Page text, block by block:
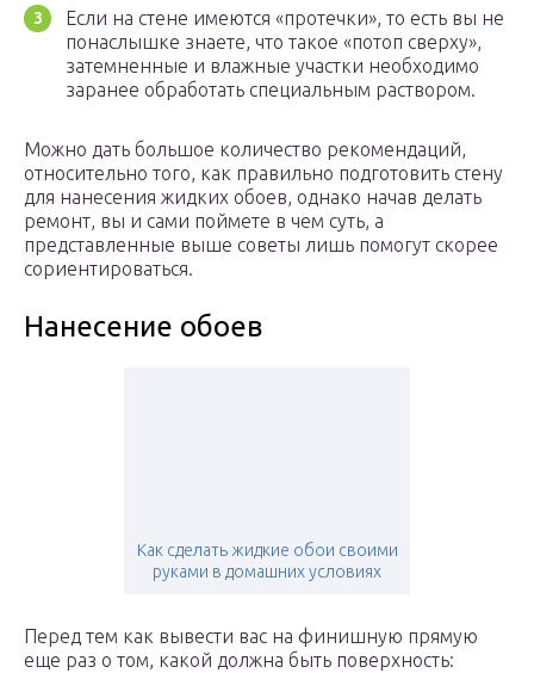
Если на стене имеются «протечки», то есть вы не
понаслышке знаете, что такое «потоп сверху»,
затемненные и влажные участки необходимо
заранее обработать специальным раствором.
Можно дать большое количество рекомендаций,
относительно того, как правильно подготовить стену
для нанесения жидких обоев, однако начав делать
ремонт, вы и сами поймете в чем суть, а
представленные выше советы лишь помогут скорее
сориентироваться.
Нанесение обоев
Как сделать жидкие обои своими
руками в домашних условиях
Перед тем как вывести вас на финишную прямую
еще раз о том, какой должна быть поверхность: